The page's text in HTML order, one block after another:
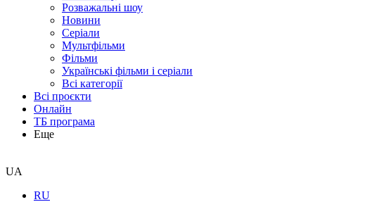
Розважальні шоу
Новини
Серіали
Мультфільми
Фільми
Українські фільми і серіали
Всі категорії
Всі проєкти
Онлайн
ТБ програма
Еще
UA
RU